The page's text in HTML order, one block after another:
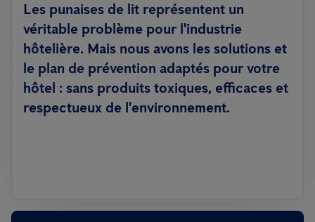
Les punaises de lit représentent un
véritable problème pour l'industrie
hôtelière. Mais nous avons les solutions et
le plan de prévention adaptés pour votre
hôtel : sans produits toxiques, efficaces et
respectueux de l'environnement.